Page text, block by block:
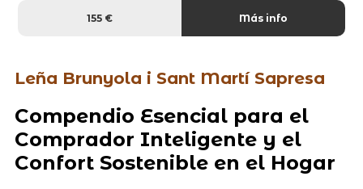
155 € Más info
Leña Brunyola i Sant Martí Sapresa
Compendio Esencial para el
Comprador Inteligente y el
Confort Sostenible en el Hogar